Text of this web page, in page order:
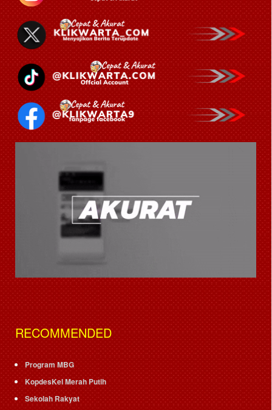
RECOMMENDED
Program MBG
KopdesKel Merah Putih
Sekolah Rakyat